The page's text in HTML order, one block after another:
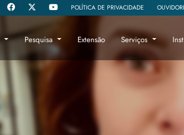
Pesquisa Extensão Serviços
POLÍTICA DE PRIVACIDADE